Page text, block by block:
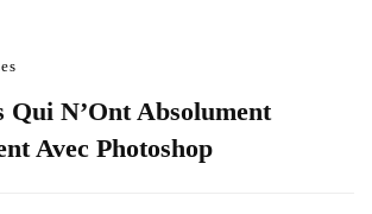
Qui N’Ont Absolument
Avec Photoshop